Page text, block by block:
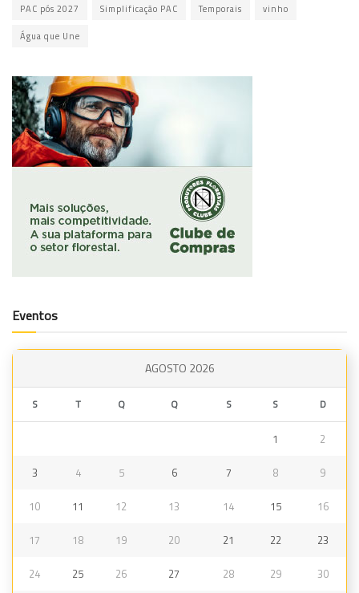
PAC pós 2027 Simplificação PAC Temporais vinho
Água que Une
Eventos
AGOSTO 2026
S T Q Q S S D
1 2
3 4 5 6 7 8 9
10 11 12 13 14 15 16
17 18 19 20 21 22 23
24 25 26 27 28 29 30